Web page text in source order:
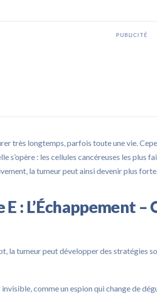
PUBLICITÉ
très longtemps, parfois toute une vie.
s’opère : les cellules cancéreuses les plus
la tumeur peut ainsi devenir plus
E : L’Échappement
la tumeur peut développer des stratégies
comme un espion qui change de